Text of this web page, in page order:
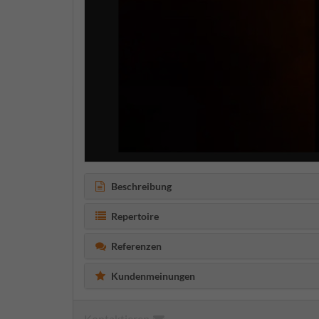
Beschreibung
Repertoire
Referenzen
Kundenmeinungen